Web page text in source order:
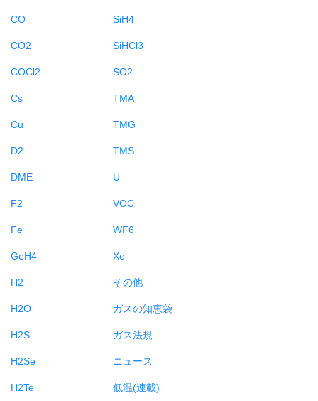
CO
CO2
COCl2
Cs
Cu
D2
DME
F2
Fe
GeH4
H2
H2O
H2S
H2Se
H2Te
SiH4
SiHCl3
SO2
TMA
TMG
TMS
U
VOC
WF6
Xe
その他
ガスの知恵袋
ガス法規
ニュース
低温(連載)